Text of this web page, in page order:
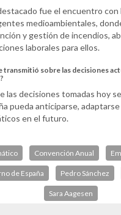
fue el encuentro con
medioambientales,
y gestión de incendios,
laborales para ellos.
transmitió sobre las decisiones
las decisiones tomadas hoy
pueda anticiparse,
en el futuro.
Convención Anual
de España Pedro Sánchez
Sara Aagesen